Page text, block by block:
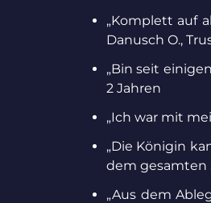
„Komplett auf
Danusch O.,
„Bin seit
2 Jahren
„Ich war mit
„Die Königin
dem gesamten
„Aus dem